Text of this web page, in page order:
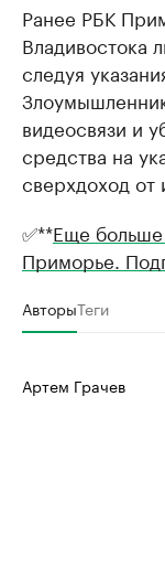
Ранее РБК
Владивостока
следуя
видеосвязи и
средства на
сверхдоход от
✅**Еще больше
Приморье.
АвторыТеги
Артем Грачев